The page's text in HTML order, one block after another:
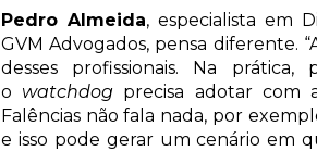
Pedro Almeida, especialista em
GVM Advogados, pensa diferente.
desses profissionais. Na
o watchdog precisa adotar com
Falências não fala nada, por
e isso pode gerar um cenário em